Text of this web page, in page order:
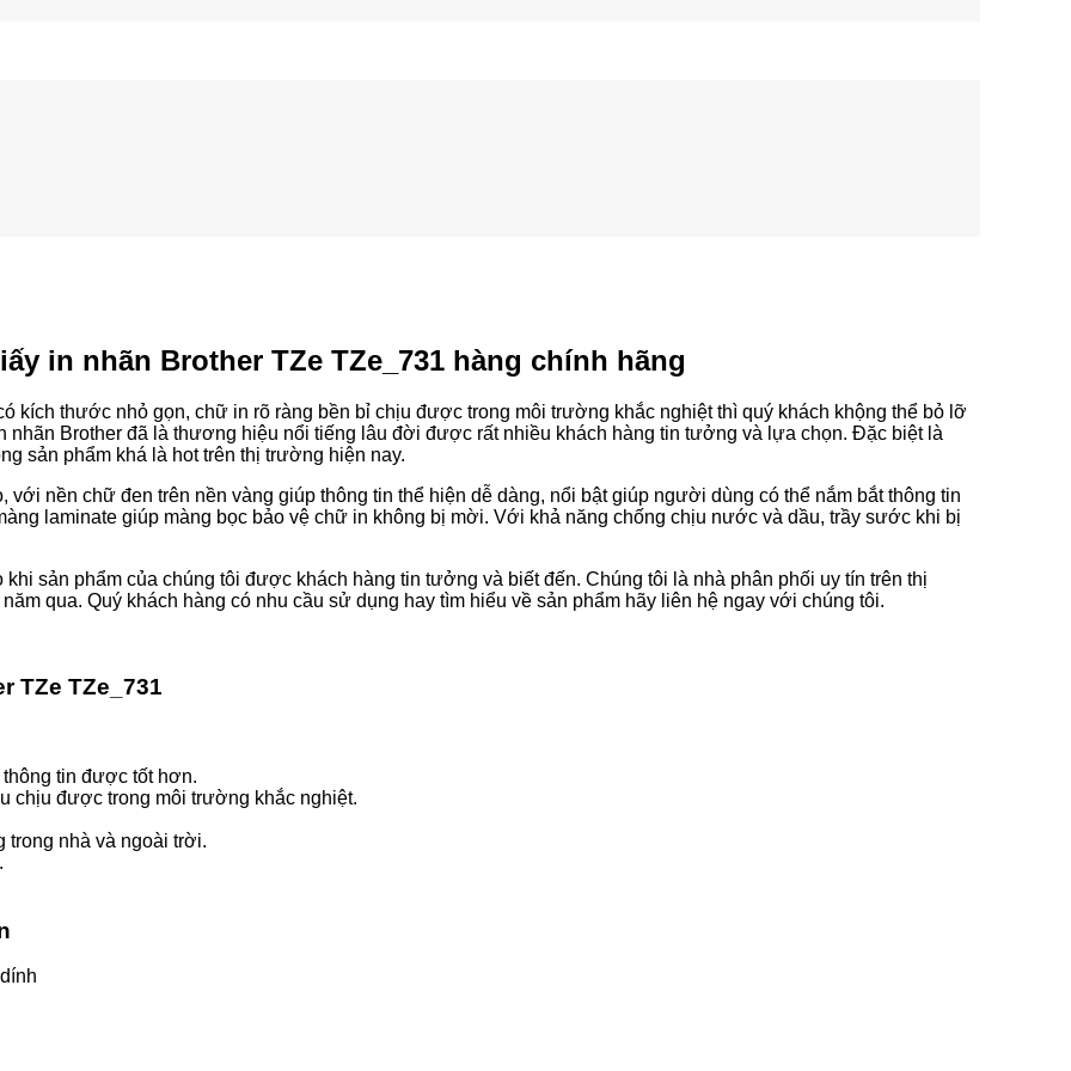
in nhãn Brother TZe TZe_731 hàng chính hãng
kích thước nhỏ gọn, chữ in rõ ràng bền bỉ chịu được trong môi trường khắc nghiệt thì quý khách khộng thể bỏ lỡ
nhãn Brother đã là thương hiệu nổi tiếng lâu đời được rất nhiều khách hàng tin tưởng và lựa chọn. Đặc biệt là
sản phẩm khá là hot trên thị trường hiện nay.
nền chữ đen trên nền vàng giúp thông tin thể hiện dễ dàng, nổi bật giúp người dùng có thể nắm bắt thông tin
laminate giúp màng bọc bảo vệ chữ in không bị mời. Với khả năng chống chịu nước và dầu, trầy sước khi bị
khi sản phẩm của chúng tôi được khách hàng tin tưởng và biết đến. Chúng tôi là nhà phân phối uy tín trên thị
qua. Quý khách hàng có nhu cầu sử dụng hay tìm hiểu về sản phẩm hãy liên hệ ngay với chúng tôi.
TZe TZe_731
tin được tốt hơn.
chịu được trong môi trường khắc nghiệt.
trong nhà và ngoài trời.